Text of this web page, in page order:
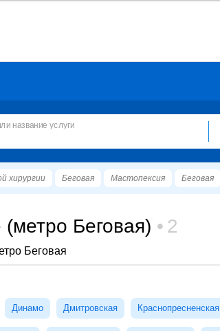
название услуги
хирургии Беговая Мастопексия Беговая
Беговая) 2
Беговая
Динамо Дмитровская Краснопресненская